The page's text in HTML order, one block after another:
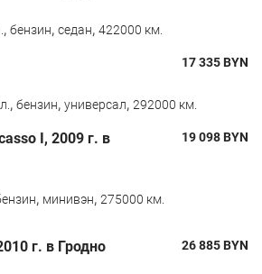
, бензин, седан, 422000 км.
17 335BYN
, бензин, универсал, 292000 км.
I, 2009 г. в
19 098BYN
, минивэн, 275000 км.
г. в Гродно 26 885BYN